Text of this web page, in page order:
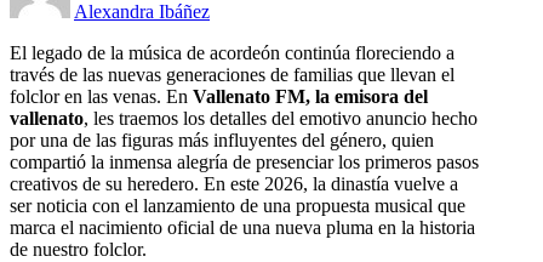
Alexandra Ibáñez
El legado de la música de acordeón continúa floreciendo a
través de las nuevas generaciones de familias que llevan el
folclor en las venas. En Vallenato FM, la emisora del
vallenato, les traemos los detalles del emotivo anuncio hecho
por una de las figuras más influyentes del género, quien
compartió la inmensa alegría de presenciar los primeros pasos
creativos de su heredero. En este 2026, la dinastía vuelve a
ser noticia con el lanzamiento de una propuesta musical que
marca el nacimiento oficial de una nueva pluma en la historia
de nuestro folclor.